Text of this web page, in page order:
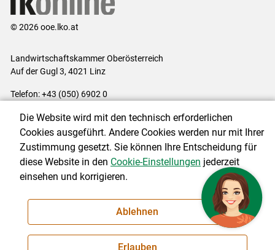
© 2026 ooe.lko.at
Landwirtschaftskammer Oberösterreich
Auf der Gugl 3, 4021 Linz
Telefon: +43 (050) 6902 0
Impressum|Kontakt|Gewinnspiele|Datenschutzerklärung |
Barrierefreiheit | Cookie-Einstellungen
NEWSLETTER
Die Website wird mit den technisch erforderlichen
Cookies ausgeführt. Andere Cookies werden nur mit Ihrer
Zustimmung gesetzt. Sie können Ihre Entscheidung für
diese Website in den Cookie-Einstellungen jederzeit
einsehen und korrigieren.
Ablehnen
Erlauben